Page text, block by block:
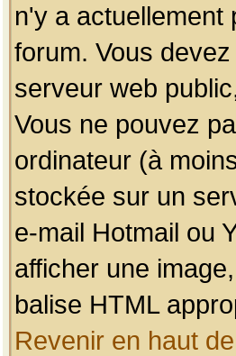
n'y a actuellement
forum. Vous
serveur web
Vous ne pouvez
ordinateur (à
stockée sur un
e-mail Hotmail ou
afficher une
balise HTML
Revenir en haut